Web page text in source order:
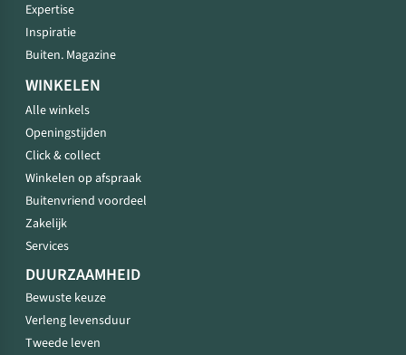
Expertise
Inspiratie
Buiten. Magazine
WINKELEN
Alle winkels
Openingstijden
Click & collect
Winkelen op afspraak
Buitenvriend voordeel
Zakelijk
Services
DUURZAAMHEID
Bewuste keuze
Verleng levensduur
Tweede leven